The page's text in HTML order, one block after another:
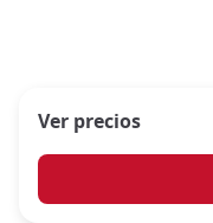
Ver precios